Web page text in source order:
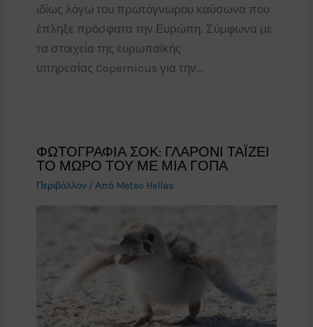
ιδίως λόγω του πρωτόγνωρου καύσωνα που
έπληξε πρόσφατα την Ευρώπη. Σύμφωνα με
τα στοιχεία της ευρωπαϊκής
υπηρεσίας Copernicus για την…
ΦΩΤΟΓΡΑΦΙΑ ΣΟΚ: ΓΛΑΡΟΝΙ ΤΑΪΖΕΙ
ΤΟ ΜΩΡΟ ΤΟΥ ΜΕ ΜΙΑ ΓΟΠΑ
Περιβάλλον/ Από Meteo Hellas